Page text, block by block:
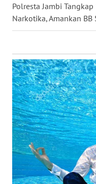
Polresta Jambi
Narkotika, Amankan BB
WN
SULSEL
GORONTALO
WN
SULUT
WN
MALUKU
WN
MALUT